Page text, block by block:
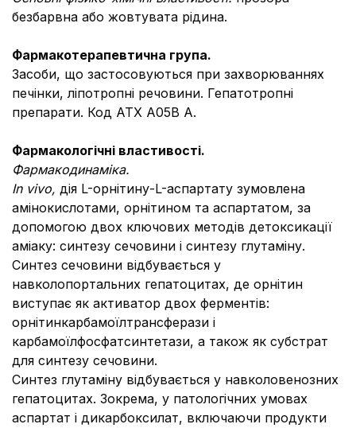
безбарвна або жовтувата рідина.
Фармакотерапевтична група.
Засоби, що застосовуються при захворюваннях
печінки, ліпотропні речовини. Гепатотропні
препарати. Код АТХ А05В А.
Фармакологічні властивості.
Фармакодинаміка.
In vivo, дія L-орнітину-L-аспартату зумовлена
амінокислотами, орнітином та аспартатом, за
допомогою двох ключових методів детоксикації
аміаку: синтезу сечовини і синтезу глутаміну.
Синтез сечовини відбувається у
навколопортальних гепатоцитах, де орнітин
виступає як активатор двох ферментів:
орнітинкарбамоїлтрансферази і
карбамоїлфосфатсинтетази, а також як субстрат
для синтезу сечовини.
Синтез глутаміну відбувається у навколовенозних
гепатоцитах. Зокрема, у патологічних умовах
аспартат і дикарбоксилат, включаючи продукти